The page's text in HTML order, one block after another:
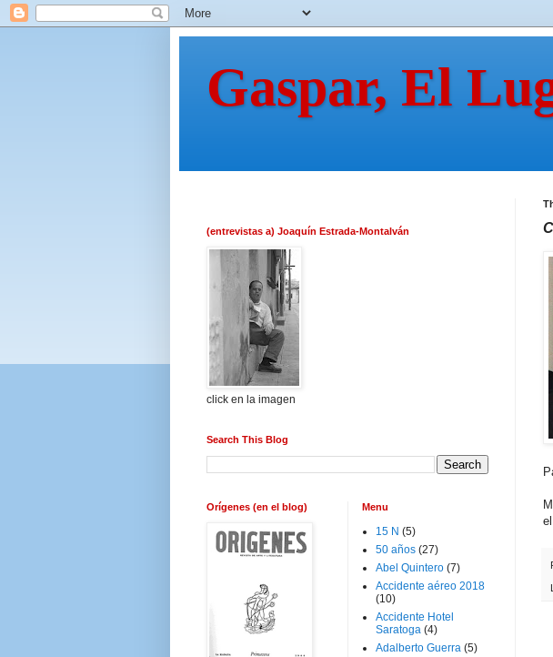
Gaspar, El
(entrevistas a) Joaquín Estrada-Montalván
click en la imagen
Search This Blog
Orígenes (en el blog) Menu
15 N (5)
50 años (27)
Abel Quintero (7)
Accidente aéreo 2018
(10)
Accidente Hotel
Saratoga (4)
Adalberto Guerra (5)